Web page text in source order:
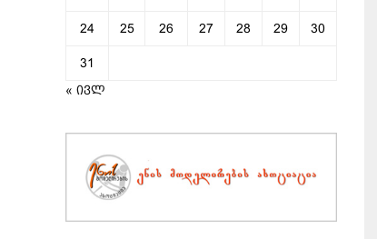
24 25 26 27 28 29 30
31
« ივლ